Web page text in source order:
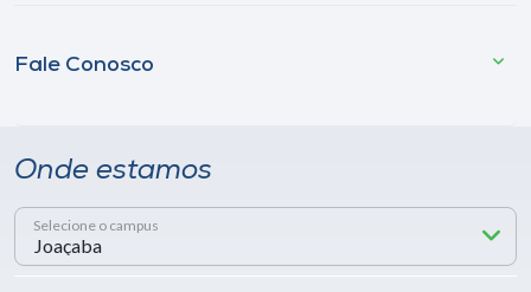
Fale Conosco
Onde estamos
Selecione o campus